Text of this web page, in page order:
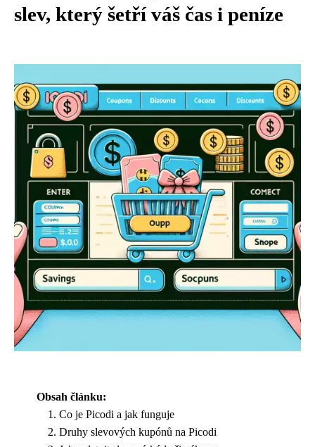
slev, který šetří váš čas i peníze
Obsah článku:
Co je Picodi a jak funguje
Druhy slevových kupónů na Picodi